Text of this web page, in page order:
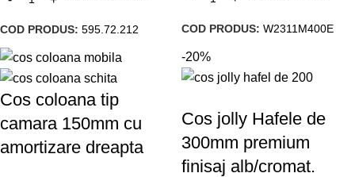
COD PRODUS: 595.72.212 COD PRODUS: W2311M400E
Cos coloana tip
camara 150mm cu
amortizare dreapta
-20%
Cos jolly Hafele de
300mm premium
finisaj alb/cromat.